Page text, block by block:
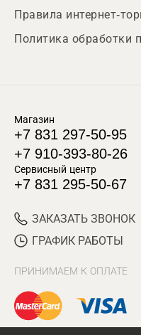
Правила интернет-
Политика обработки
Магазин
+7 831 297-50-95
+7 910-393-80-26
Сервисный центр
+7 831 295-50-67
ЗАКАЗАТЬ ЗВОНОК
ГРАФИК РАБОТЫ
ПРИНИМАЕМ К ОПЛАТЕ